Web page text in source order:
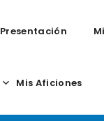
Presentación
Mis Aficiones